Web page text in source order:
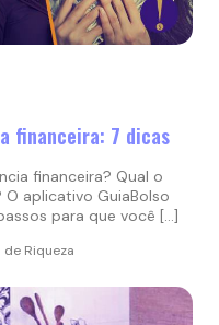
financeira: 7 dicas
financeira? Qual o
aplicativo GuiaBolso
para que você […]
de Riqueza